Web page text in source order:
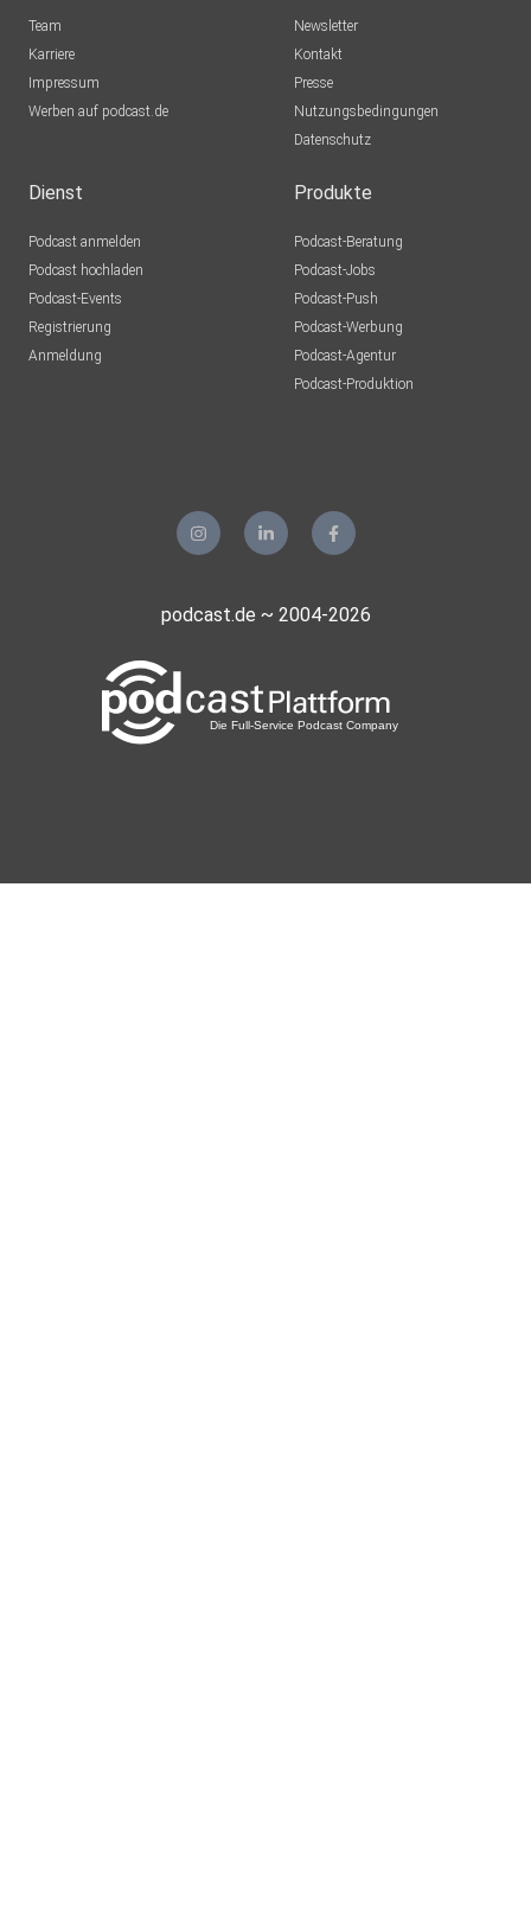
Team
Karriere
Impressum
Werben auf podcast.de
Newsletter
Kontakt
Presse
Nutzungsbedingungen
Datenschutz
Dienst
Podcast anmelden
Podcast hochladen
Podcast-Events
Registrierung
Anmeldung
Produkte
Podcast-Beratung
Podcast-Jobs
Podcast-Push
Podcast-Werbung
Podcast-Agentur
Podcast-Produktion
podcast.de ~ 2004-2026